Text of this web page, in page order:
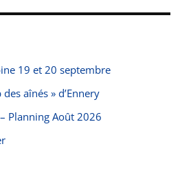
19 et 20 septembre
aînés » d’Ennery
Planning Août 2026